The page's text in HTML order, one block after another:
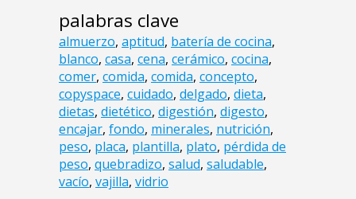
palabras clave
almuerzo, aptitud, batería de cocina,
blanco, casa, cena, cerámico, cocina,
comer, comida, comida, concepto,
copyspace, cuidado, delgado, dieta,
dietas, dietético, digestión, digesto,
encajar, fondo, minerales, nutrición,
peso, placa, plantilla, plato, pérdida de
peso, quebradizo, salud, saludable,
vacío, vajilla, vidrio